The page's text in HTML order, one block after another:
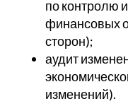
по контролю
финансовых
сторон);
аудит
изменений).